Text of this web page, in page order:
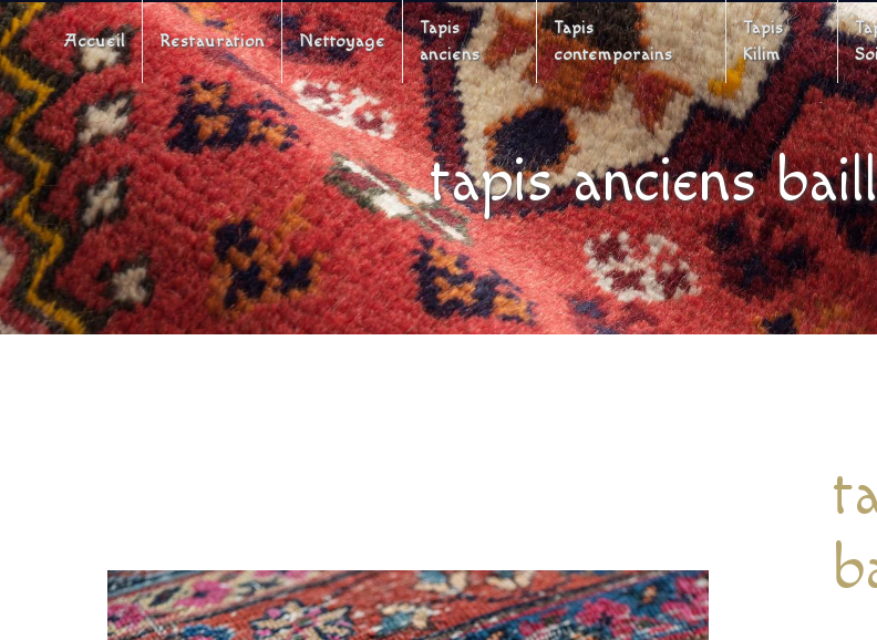
Accueil Restauration Nettoyage
Tapis
anciens
Tapis
contemporains
Tapis
Kilim
tapis anciens
Panneau de gestion des cookies